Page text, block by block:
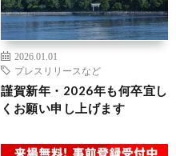
2026.01.01
プレスリリースなど
謹賀新年・2026年も何卒宜し
くお願い申し上げます